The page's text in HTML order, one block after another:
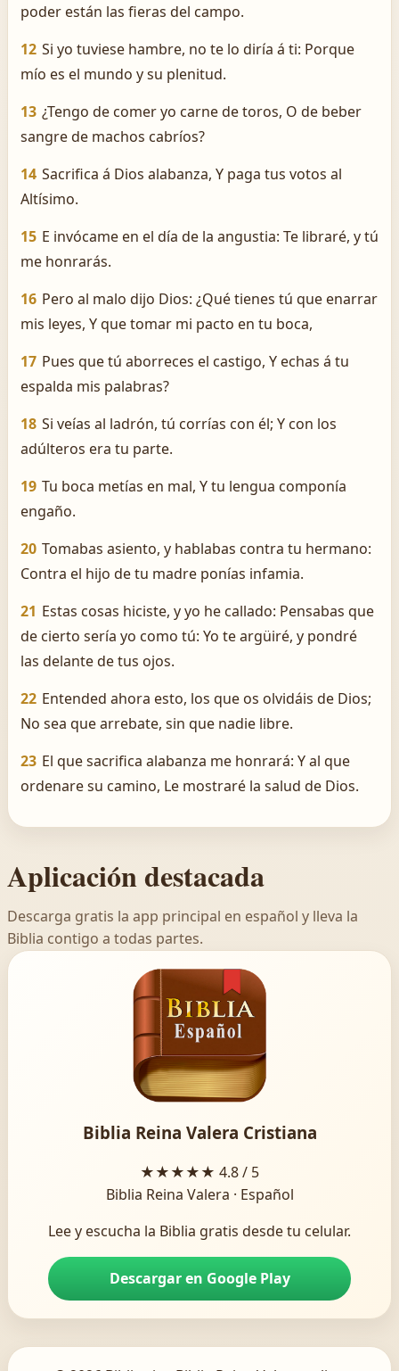
poder están las fieras del campo.
12 Si yo tuviese hambre, no te lo diría á ti: Porque
mío es el mundo y su plenitud.
13 ¿Tengo de comer yo carne de toros, O de beber
sangre de machos cabríos?
14 Sacrifica á Dios alabanza, Y paga tus votos al
Altísimo.
15 E invócame en el día de la angustia: Te libraré, y tú
me honrarás.
16 Pero al malo dijo Dios: ¿Qué tienes tú que enarrar
mis leyes, Y que tomar mi pacto en tu boca,
17 Pues que tú aborreces el castigo, Y echas á tu
espalda mis palabras?
18 Si veías al ladrón, tú corrías con él; Y con los
adúlteros era tu parte.
19 Tu boca metías en mal, Y tu lengua componía
engaño.
20 Tomabas asiento, y hablabas contra tu hermano:
Contra el hijo de tu madre ponías infamia.
21 Estas cosas hiciste, y yo he callado: Pensabas que
de cierto sería yo como tú: Yo te argüiré, y pondré
las delante de tus ojos.
22 Entended ahora esto, los que os olvidáis de Dios;
No sea que arrebate, sin que nadie libre.
23 El que sacrifica alabanza me honrará: Y al que
ordenare su camino, Le mostraré la salud de Dios.
Aplicación destacada
Descarga gratis la app principal en español y lleva la
Biblia contigo a todas partes.
Biblia Reina Valera Cristiana
★★★★★ 4.8 / 5
Biblia Reina Valera · Español
Lee y escucha la Biblia gratis desde tu celular.
Descargar en Google Play